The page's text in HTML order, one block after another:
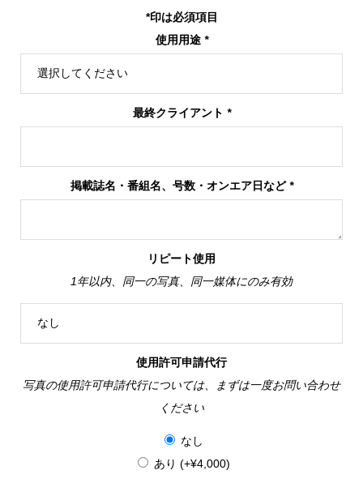
*印は必須項目
使用用途 *
最終クライアント *
掲載誌名・番組名、号数・オンエア日など*
リピート使用
1年以内、同一の写真、同一媒体にのみ有効
使用許可申請代行
写真の使用許可申請代行については、まずは一度お問い合わせ
ください
なし
あり (+¥4,000)